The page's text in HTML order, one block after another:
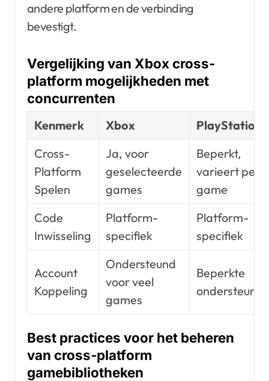
andere platform en de verbinding
bevestigt.
Vergelijking van Xbox cross-
platform mogelijkheden met
concurrenten
Kenmerk Xbox
PlayStation
Cross-
Platform
Spelen
Ja, voor
geselecteerde
games
Beperkt,
varieert per
game
Code
Inwisseling
Platform-
specifiek
Platform-
specifiek
Account
Koppeling
Ondersteund
voor veel
games
Beperkte
Best practices voor het beheren
van cross-platform
gamebibliotheken